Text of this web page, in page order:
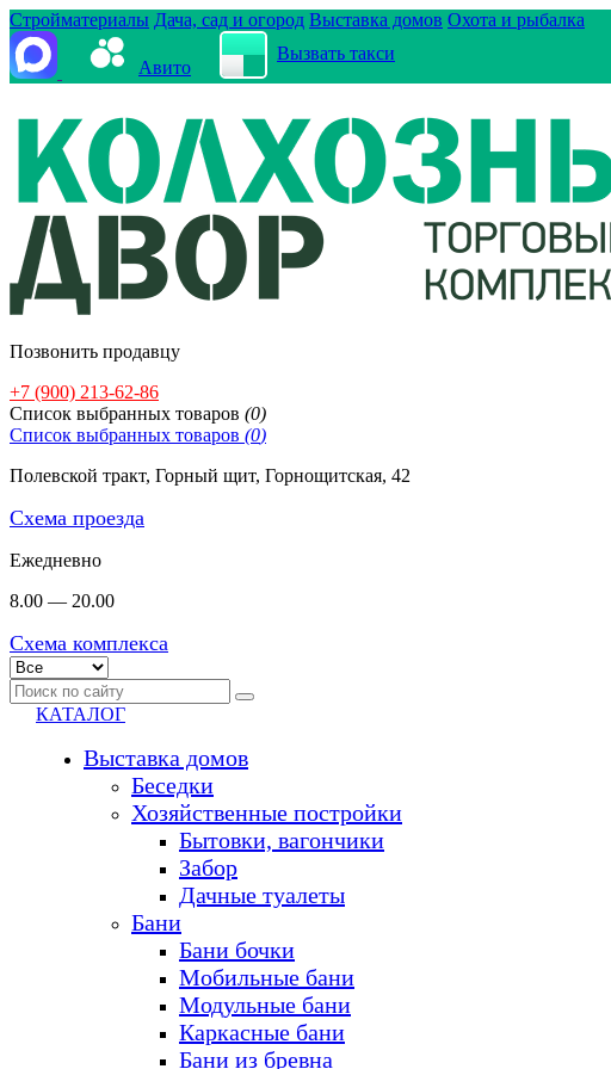
Стройматериалы Дача, сад и огород Выставка домов Охота и рыбалка
Авито
Вызвать такси
Позвонить продавцу
+7 (900) 213-62-86
Cписок выбранных товаров (0)
Cписок выбранных товаров (0)
Полевской тракт, Горный щит, Горнощитская, 42
Схема проезда
Ежедневно
8.00 — 20.00
Схема комплекса
КАТАЛОГ
Выставка домов
Беседки
Хозяйственные постройки
Бытовки, вагончики
Забор
Дачные туалеты
Бани
Бани бочки
Мобильные бани
Модульные бани
Каркасные бани
Бани из бревна